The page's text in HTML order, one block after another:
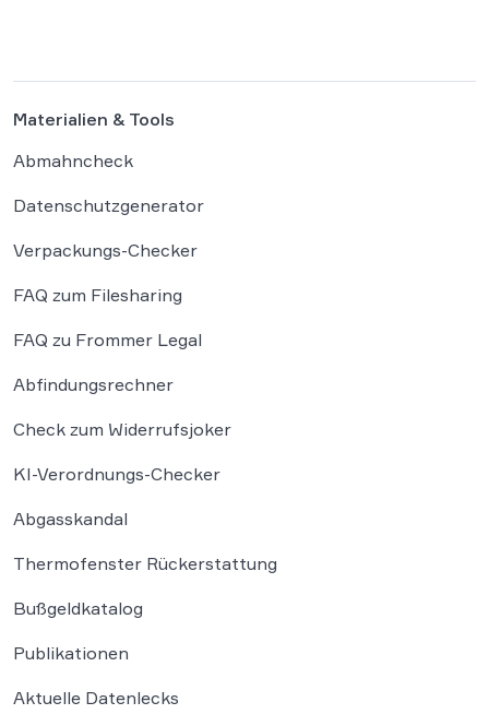
Materialien & Tools
Abmahncheck
Datenschutzgenerator
Verpackungs-Checker
FAQ zum Filesharing
FAQ zu Frommer Legal
Abfindungsrechner
Check zum Widerrufsjoker
KI-Verordnungs-Checker
Abgasskandal
Thermofenster Rückerstattung
Bußgeldkatalog
Publikationen
Aktuelle Datenlecks